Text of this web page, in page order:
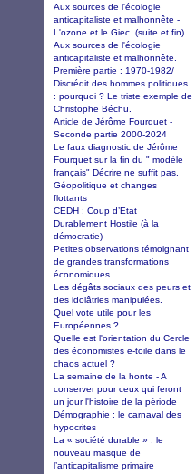
Aux sources de l'écologie
anticapitaliste et malhonnête -
L'ozone et le Giec. (suite et fin)
Aux sources de l'écologie
anticapitaliste et malhonnête.
Première partie : 1970-1982/
Discrédit des hommes politiques
: pourquoi ? Le triste exemple de
Christophe Béchu.
Article de Jérôme Fourquet -
Seconde partie 2000-2024
Le faux diagnostic de Jérôme
Fourquet sur la fin du " modèle
français" Décrire ne suffit pas.
Géopolitique et changes
flottants
CEDH : Coup d’Etat
Durablement Hostile (à la
démocratie)
Petites observations témoignant
de grandes transformations
économiques
Les dégâts sociaux des peurs et
des idolâtries manipulées.
Quel vote utile pour les
Européennes ?
Quelle est l'orientation du Cercle
des économistes e-toile dans le
chaos actuel ?
La semaine de la honte - A
conserver pour ceux qui feront
un jour l'histoire de la période
Démographie : le carnaval des
hypocrites
La « société durable » : le
nouveau masque de
l’anticapitalisme primaire